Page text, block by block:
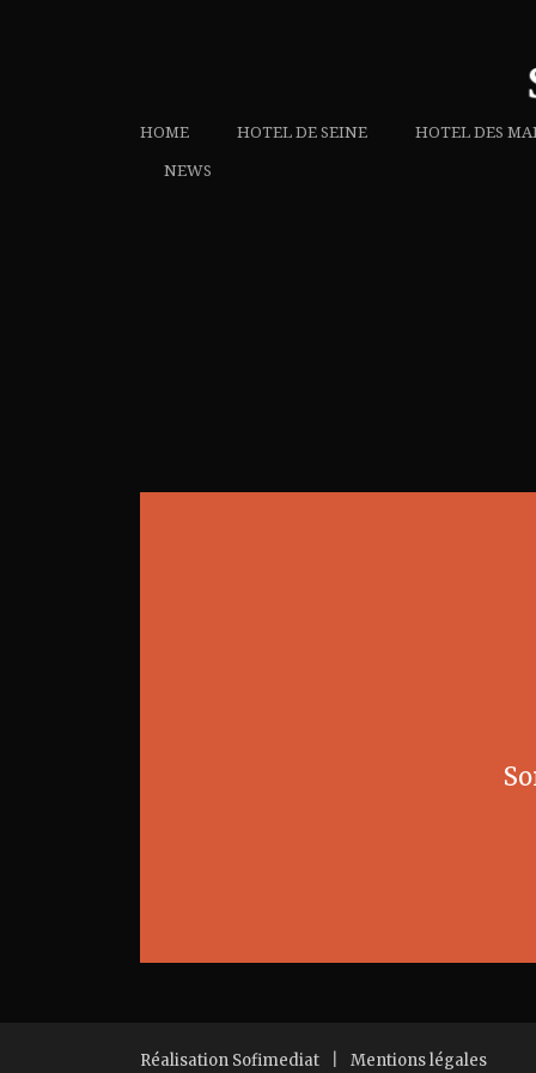
HOME HOTEL DE SEINE HOTEL DES
NEWS
Réalisation Sofimediat Mentions légales